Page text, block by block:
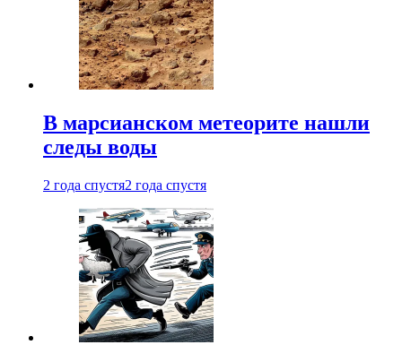
В марсианском метеорите нашли
следы воды
2 года спустя2 года спустя